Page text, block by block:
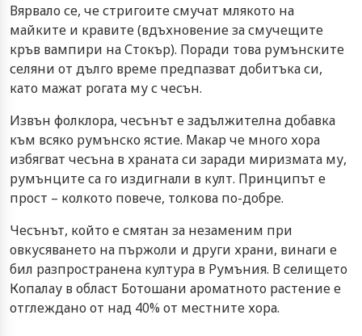
Вярвало се, че стригоите смучат млякото на
майките и кравите (вдъхновение за смучещите
кръв вампири на Стокър). Поради това румънските
селяни от дълго време предпазват добитъка си,
като мажат рогата му с чесън.
Извън фолклора, чесънът е задължителна добавка
към всяко румънско ястие. Макар че много хора
избягват чесъна в храната си заради миризмата му,
румънците са го издигнали в култ. Принципът е
прост – колкото повече, толкова по-добре.
Чесънът, който е смятан за незаменим при
овкусяването на пържоли и други храни, винаги е
бил разпространена култура в Румъния. В селището
Копалау в област Ботошани ароматното растение е
отглеждано от над 40% от местните хора.